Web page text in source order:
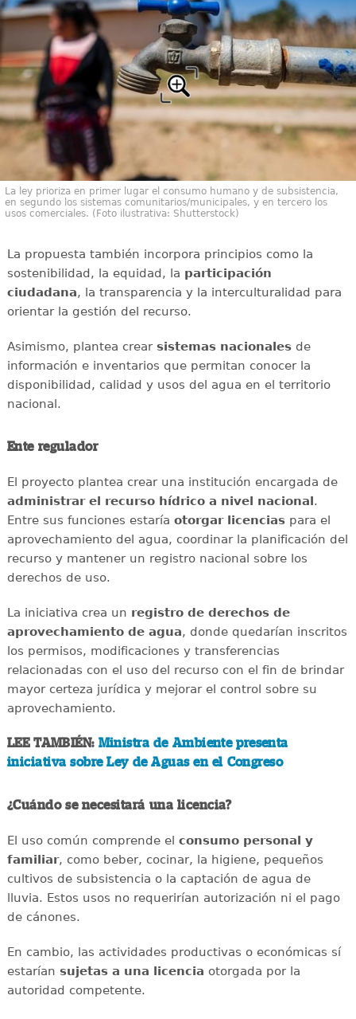
La ley prioriza en primer lugar el consumo humano y de subsistencia,
en segundo los sistemas comunitarios/municipales, y en tercero los
usos comerciales. (Foto ilustrativa: Shutterstock)
La propuesta también incorpora principios como la
sostenibilidad, la equidad, la participación
ciudadana, la transparencia y la interculturalidad para
orientar la gestión del recurso.
Asimismo, plantea crear sistemas nacionalesde
información e inventarios que permitan conocer la
disponibilidad, calidad y usos del agua en el territorio
nacional.
Ente regulador
El proyecto plantea crear una institución encargada de
administrar el recurso hídrico a nivel nacional.
Entre sus funciones estaría otorgar licenciaspara el
aprovechamiento del agua, coordinar la planificación del
recurso y mantener un registro nacional sobre los
derechos de uso.
La iniciativa crea un registro de derechos de
aprovechamiento de agua, donde quedarían inscritos
los permisos, modificaciones y transferencias
relacionadas con el uso del recurso con el fin de brindar
mayor certeza jurídica y mejorar el control sobre su
aprovechamiento.
LEE TAMBIÉN: Ministra de Ambiente presenta
iniciativa sobre Ley de Aguas en el Congreso
¿Cuándo se necesitará una licencia?
El uso común comprende el consumo personal y
familiar, como beber, cocinar, la higiene, pequeños
cultivos de subsistencia o la captación de agua de
lluvia. Estos usos no requerirían autorización ni el pago
de cánones.
En cambio, las actividades productivas o económicas sí
estarían sujetas a una licencia otorgada por la
autoridad competente.